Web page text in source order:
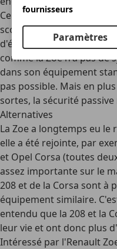
Cependant,EuroNcap
score maximum à la
d'évitement des
comme la Zoe n'a pas de
dans son équipement
pas possible. Mais en
sortes, la sécurité
Alternatives
La Zoe a longtemps eu le
elle a été rejointe, par
et Opel Corsa (toutes
assez importante sur le
208 et de la Corsa sont à
équipement similaire.
entendu que la 208 et la
leur vie et ont donc plus
Intéressé par l'Renault
fournisseurs
Paramètres